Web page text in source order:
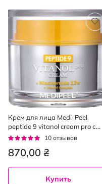
Крем для лица Medi-Peel
peptide 9 vitanol cream pro с
пептидами и витанолом 50 мл
Рейтинг:
10 отзывов
870,00 ₴
Купить